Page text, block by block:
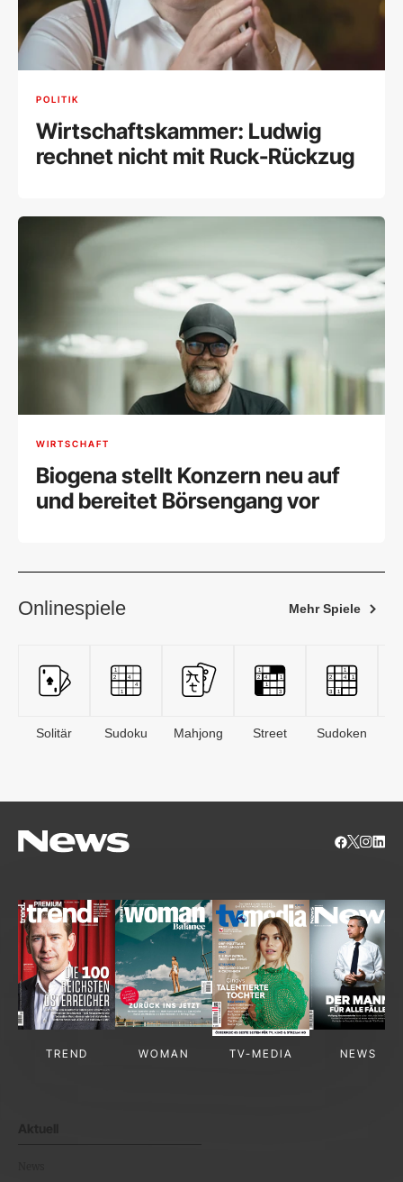
POLITIK
Wirtschaftskammer: Ludwig
rechnet nicht mit Ruck-Rückzug
WIRTSCHAFT
Biogena stellt Konzern neu auf
und bereitet Börsengang vor
Onlinespiele Mehr Spiele
Solitär Sudoku Mahjong Street Sudoken
TREND WOMAN TV-MEDIA NEWS